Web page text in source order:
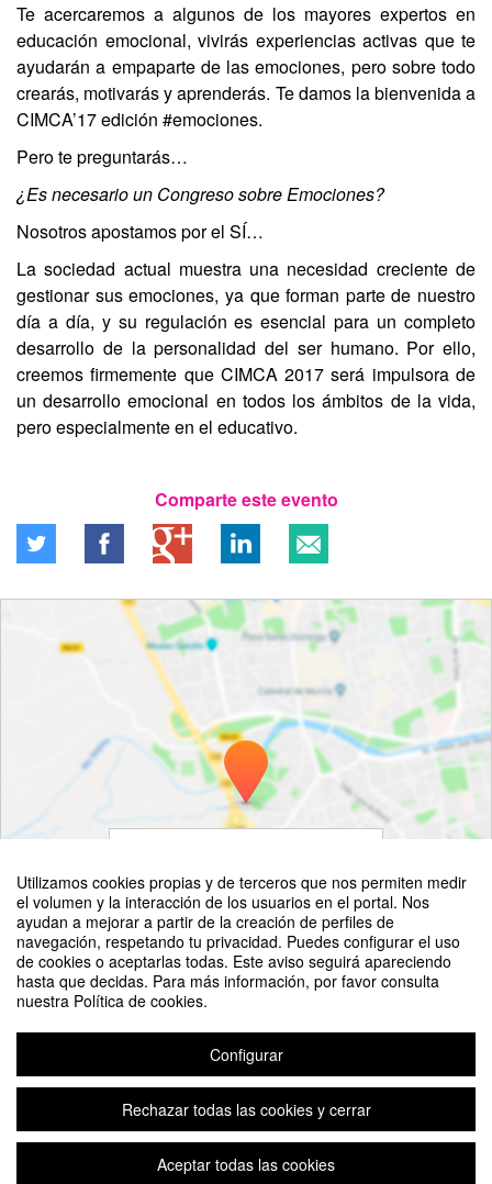
Utilizamos cookies propias y de terceros que nos permiten medir
el volumen y la interacción de los usuarios en el portal. Nos
ayudan a mejorar a partir de la creación de perfiles de
navegación, respetando tu privacidad. Puedes configurar el uso
de cookies o aceptarlas todas. Este aviso seguirá apareciendo
hasta que decidas. Para más información, por favor consulta
nuestra Política de cookies.
Configurar
Rechazar todas las cookies y cerrar
Aceptar todas las cookies
Te acercaremos a algunos de los mayores expertos en
educación emocional, vivirás experiencias activas que te
ayudarán a empaparte de las emociones, pero sobre todo
crearás, motivarás y aprenderás. Te damos la bienvenida a
CIMCA’17 edición #emociones.
Pero te preguntarás…
¿Es necesario un Congreso sobre Emociones?
Nosotros apostamos por el SÍ…
La sociedad actual muestra una necesidad creciente de
gestionar sus emociones, ya que forman parte de nuestro
día a día, y su regulación es esencial para un completo
desarrollo de la personalidad del ser humano. Por ello,
creemos firmemente que CIMCA 2017 será impulsora de
un desarrollo emocional en todos los ámbitos de la vida,
pero especialmente en el educativo.
Comparte este evento